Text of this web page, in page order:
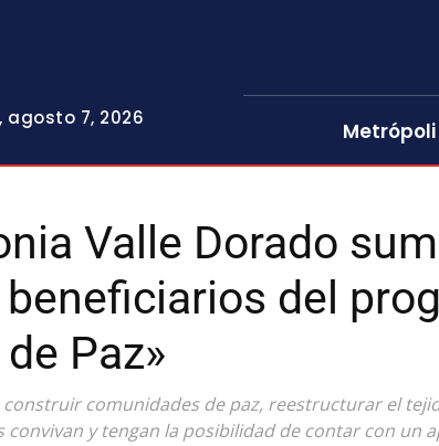
agosto 7, 2026
Metrópoli
Valle Dorado
del
Paz»
construir comunidades de paz, reestructurar el
convivan y tengan la posibilidad de contar con un